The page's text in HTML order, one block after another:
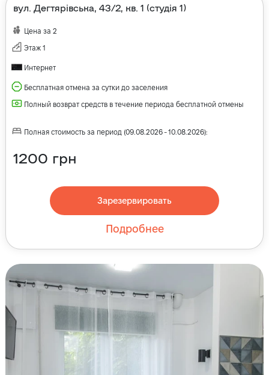
вул. Дегтярівська, 43/2, кв. 1 (студія 1)
Цена за 2
Этаж 1
Интернет
Бесплатная отмена за сутки до заселения
Полный возврат средств в течение периода бесплатной отмены
Полная стоимость за период (09.08.2026- 10.08.2026):
1200 грн
Зарезервировать
Подробнее